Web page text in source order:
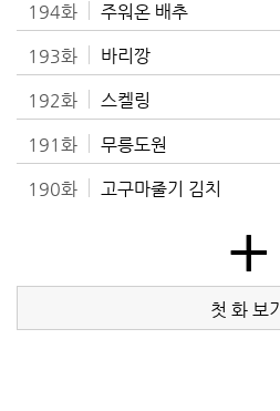
194화 주워온 배추
193화 바리깡
192화 스켈링
191화 무릉도원
190화 고구마줄기 김치
+
첫 화 보기